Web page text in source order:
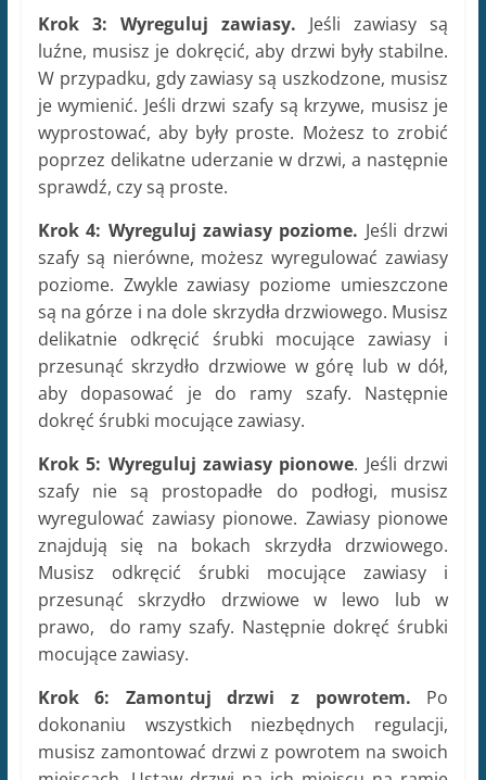
Krok 3: Wyreguluj zawiasy. Jeśli zawiasy są
luźne, musisz je dokręcić, aby drzwi były stabilne.
W przypadku, gdy zawiasy są uszkodzone, musisz
je wymienić. Jeśli drzwi szafy są krzywe, musisz je
wyprostować, aby były proste. Możesz to zrobić
poprzez delikatne uderzanie w drzwi, a następnie
sprawdź, czy są proste.
Krok 4: Wyreguluj zawiasy poziome. Jeśli drzwi
szafy są nierówne, możesz wyregulować zawiasy
poziome. Zwykle zawiasy poziome umieszczone
są na górze i na dole skrzydła drzwiowego. Musisz
delikatnie odkręcić śrubki mocujące zawiasy i
przesunąć skrzydło drzwiowe w górę lub w dół,
aby dopasować je do ramy szafy. Następnie
dokręć śrubki mocujące zawiasy.
Krok 5: Wyreguluj zawiasy pionowe. Jeśli drzwi
szafy nie są prostopadłe do podłogi, musisz
wyregulować zawiasy pionowe. Zawiasy pionowe
znajdują się na bokach skrzydła drzwiowego.
Musisz odkręcić śrubki mocujące zawiasy i
przesunąć skrzydło drzwiowe w lewo lub w
prawo, do ramy szafy. Następnie dokręć śrubki
mocujące zawiasy.
Krok 6: Zamontuj drzwi z powrotem. Po
dokonaniu wszystkich niezbędnych regulacji,
musisz zamontować drzwi z powrotem na swoich